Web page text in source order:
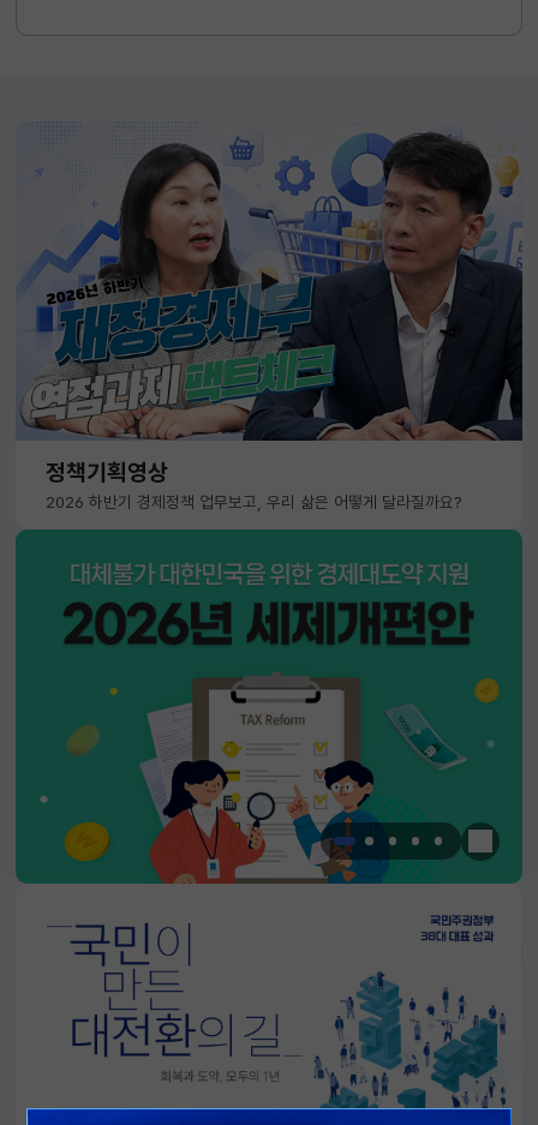
정책기획영상
2026 하반기 경제정책 업무보고, 우리 삶은 어떻게 달라질까요?
한눈에